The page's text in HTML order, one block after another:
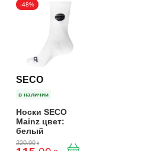
-48%
SECO
в наличии
Носки SECO
Mainz цвет:
белый
220.00 ₴